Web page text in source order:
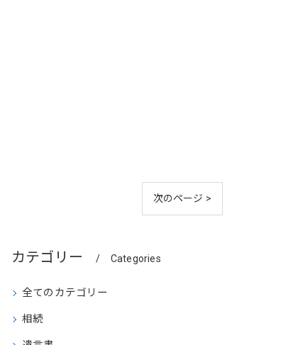
次のページ >
カテゴリー Categories
全てのカテゴリー
相続